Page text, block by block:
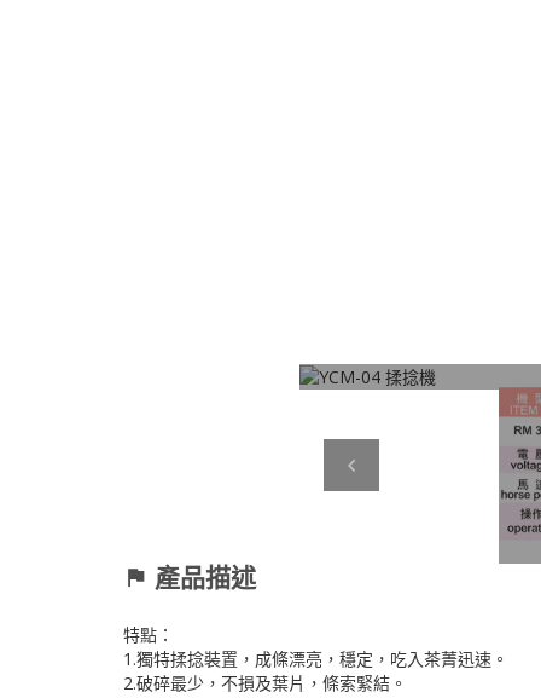
產品描述
特點：
1.獨特揉捻裝置，成條漂亮，穩定，吃入茶菁迅速。
2.破碎最少，不損及葉片，條索緊結。